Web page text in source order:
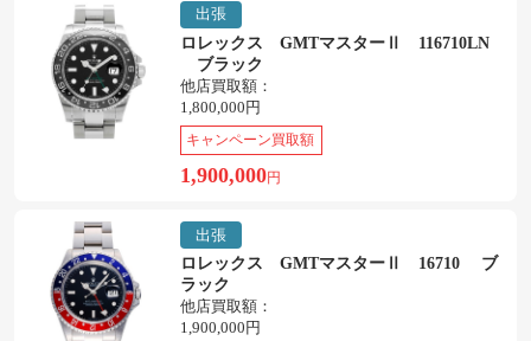
出張
ロレックス GMTマスターⅡ 116710LN
ブラック
他店買取額：
1,800,000円
キャンペーン買取額
1,900,000円
出張
ロレックス GMTマスターⅡ 16710 ブ
ラック
他店買取額：
1,900,000円